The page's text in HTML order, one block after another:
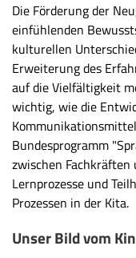
Die Förderung der
einfühlenden
kulturellen
Erweiterung des
auf die Vielfältigkeit
wichtig, wie die
Bundesprogramm
zwischen
Lernprozesse und
Prozessen in der Kita.
Unser Bild vom